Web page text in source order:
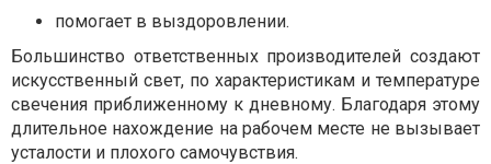
помогает в выздоровлении.
Большинство ответственных производителей создают
искусственный свет, по характеристикам и температуре
свечения приближенному к дневному. Благодаря этому
длительное нахождение на рабочем месте не вызывает
усталости и плохого самочувствия.